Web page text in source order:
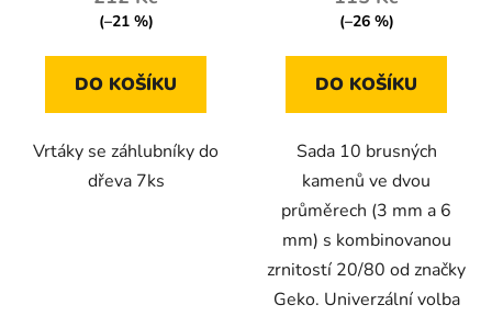
(–21 %)
DO KOŠÍKU
Vrtáky se záhlubníky do
dřeva 7ks
(–26 %)
DO KOŠÍKU
Sada 10 brusných
kamenů ve dvou
průměrech (3 mm a 6
mm) s kombinovanou
zrnitostí 20/80 od značky
Geko. Univerzální volba